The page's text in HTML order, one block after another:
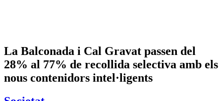
La Balconada i Cal Gravat passen del
28% al 77% de recollida selectiva amb els
nous contenidors intel·ligents